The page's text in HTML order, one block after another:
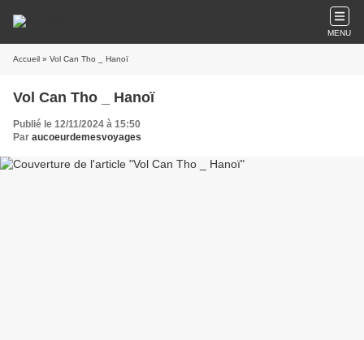
MENU
Accueil » Vol Can Tho _ Hanoï
Vol Can Tho _ Hanoï
Publié le 12/11/2024 à 15:50
Par aucoeurdemesvoyages